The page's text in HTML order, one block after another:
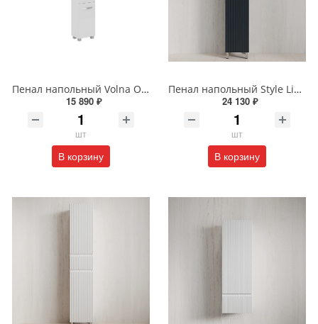
Пенал напольный Volna Onda 40 tpONDA80.2Y-01 белый
15 890 ₽
шт
В корзину
Пенал напольный Style Line МАРОККО 36 см ЛС-00002512 графит
24 130 ₽
шт
В корзину